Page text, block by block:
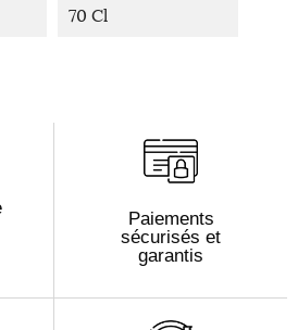
70 Cl
Paiements
sécurisés et
garantis